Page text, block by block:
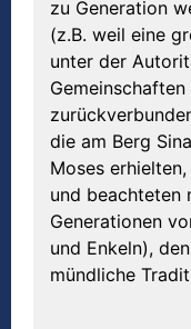
zu Generation
(z.B. weil eine
unter der
die am Berg
Moses
und beachteten
Generationen
und Enkeln),
mündliche